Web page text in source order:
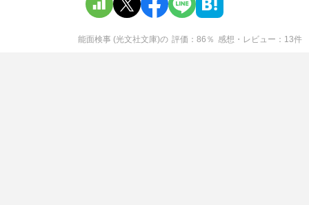
能面検事 (光文社文庫)の 評価 86 ％ 感想・レビュー 13件